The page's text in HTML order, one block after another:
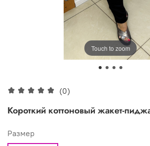
Touch to zoom
(0)
Короткий коттоновый жакет-
Размер